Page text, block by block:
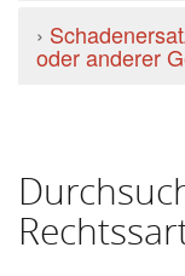
›
oder anderer